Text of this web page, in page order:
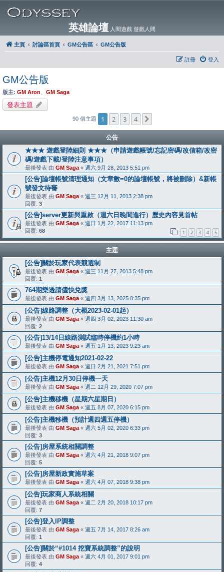
英雄論壇 人間遊戲 遊戲人間
主頁 討論區首頁 GM公告區 GM公告版
登入
註冊
GM公告版
版主: GM Aron GM Saga
發表主題
90 個主題 1 2 3 4
公告
★★★ 遊戲登陸細則 ★★★（申請遊戲帳號/忘記密碼/改信箱/改密
碼/遊戲下載/登陸注意事項）
最後發表 由 GM Saga « 週六 9月 28, 2013 5:51 pm
[公告]論壇帳號清理通知（文章數=0的論壇帳號，將被刪除）&新帳
號發文待審
最後發表 由 GM Saga « 週三 12月 11, 2013 2:38 pm
回覆: 3
[公告]server更新與重啟（週六日晚間進行）歷史內容見首帖
最後發表 由 GM Saga « 週日 1月 22, 2017 11:13 pm
回覆: 68 1 2 3 4 5
主題
[公告]關於玩家代表競選制
最後發表 由 GM Saga « 週三 11月 27, 2013 5:48 pm
回覆: 1
764期樂透請儘快兌獎
最後發表 由 GM Saga « 週四 3月 13, 2025 8:35 pm
[公告]線路調整（大概2023-02-01起）
最後發表 由 GM Saga « 週四 3月 02, 2023 11:30 am
回覆: 2
[公告]13/14日線路測試臨時停機約1小時
最後發表 由 GM Saga « 週五 1月 13, 2023 9:23 am
[公告]主機停電通知2021-02-22
最後發表 由 GM Saga « 週日 2月 21, 2021 7:51 pm
[公告]主機12月30日停機一天
最後發表 由 GM Saga « 週二 12月 29, 2020 7:07 pm
[公告]主機移機（星期六星期日）
最後發表 由 GM Saga « 週五 8月 07, 2020 6:15 pm
[公告]主機移機（預計週四週五停機）
最後發表 由 GM Saga « 週六 5月 02, 2020 6:33 pm
回覆: 3
[公告]房屋系統相關調整
最後發表 由 GM Saga « 週六 4月 21, 2018 9:07 pm
回覆: 5
[公告]房屋新政實施草案
最後發表 由 GM Saga « 週六 4月 07, 2018 9:38 pm
[公告]玩家商人系統相關
最後發表 由 GM Saga « 週二 2月 20, 2018 10:17 pm
回覆: 7
[公告]登入IP調整
最後發表 由 GM Saga « 週五 7月 14, 2017 8:26 am
回覆: 1
[公告]關於“#1014 挖寶系統調整”的說明
最後發表 由 GM Saga « 週六 4月 01, 2017 9:01 pm
回覆: 4